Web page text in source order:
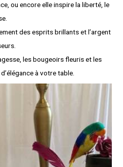
ou encore elle inspire la liberté, le
des esprits brillants et l’argent
les bougeoirs fleuris et les
à votre table.